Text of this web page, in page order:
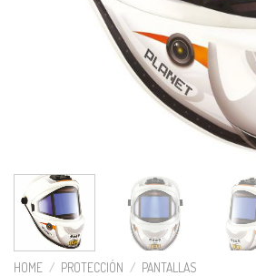
HOME / PROTECCIÓN / PANTALLAS